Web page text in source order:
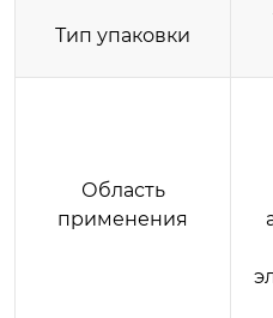
Тип упаковки
Область
применения